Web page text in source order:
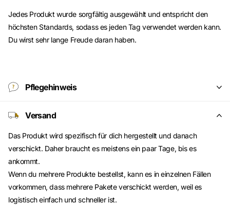
Jedes Produkt wurde sorgfältig ausgewählt und entspricht den
höchsten Standards, sodass es jeden Tag verwendet werden kann.
Du wirst sehr lange Freude daran haben.
Pflegehinweis
Versand
Das Produkt wird spezifisch für dich hergestellt und danach
verschickt. Daher braucht es meistens ein paar Tage, bis es
ankommt.
Wenn du mehrere Produkte bestellst, kann es in einzelnen Fällen
vorkommen, dass mehrere Pakete verschickt werden, weil es
logistisch einfach und schneller ist.